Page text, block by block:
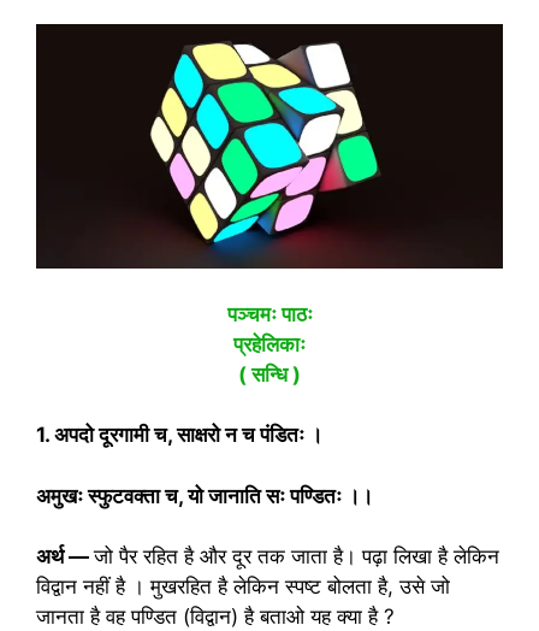
पञ्चमः पाठः
प्रहेलिकाः
( सन्धि )
1. अपदो दूरगामी च, साक्षरो न च पंडितः ।
अमुखः स्फुटवक्ता च, यो जानाति सः पण्डितः ।।
अर्थ —जो पैर रहित है और दूर तक जाता है। पढ़ा लिखा है लेकिन
विद्वान नहीं है । मुखरहित है लेकिन स्पष्ट बोलता है, उसे जो
जानता है वह पण्डित (विद्वान) है बताओ यह क्या है ?